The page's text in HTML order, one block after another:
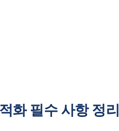
화 필수 사항 정리